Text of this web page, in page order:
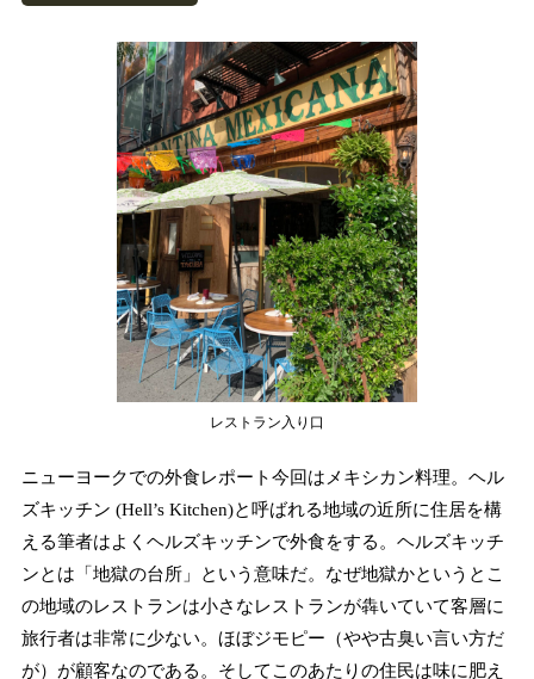
レストラン入り口
ニューヨークでの外食レポート今回はメキシカン料理。ヘル
ズキッチン (Hell’s Kitchen)と呼ばれる地域の近所に住居を構
える筆者はよくヘルズキッチンで外食をする。ヘルズキッチ
ンとは「地獄の台所」という意味だ。なぜ地獄かというとこ
の地域のレストランは小さなレストランが犇いていて客層に
旅行者は非常に少ない。ほぼジモピー（やや古臭い言い方だ
が）が顧客なのである。そしてこのあたりの住民は味に肥え